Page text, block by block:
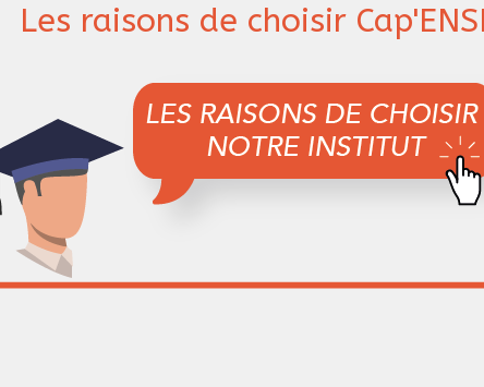
Les raisons de choisir